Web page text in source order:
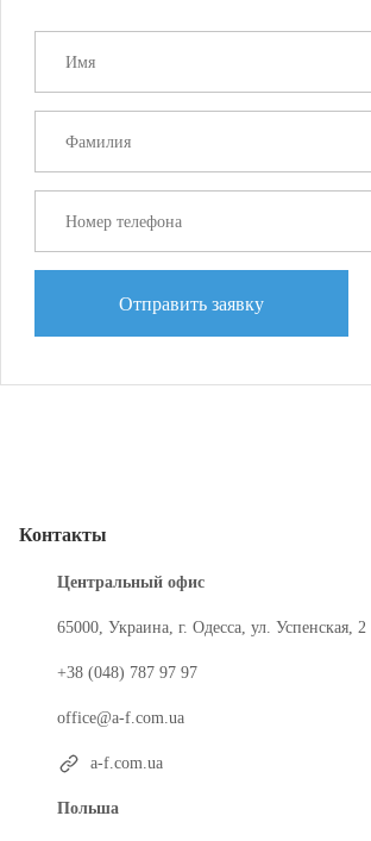
Отправить заявку
Контакты
Центральный офис
65000, Украина, г. Одесса, ул. Успенская, 2
+38 (048) 787 97 97
office@a-f.com.ua
a-f.com.ua
Польша